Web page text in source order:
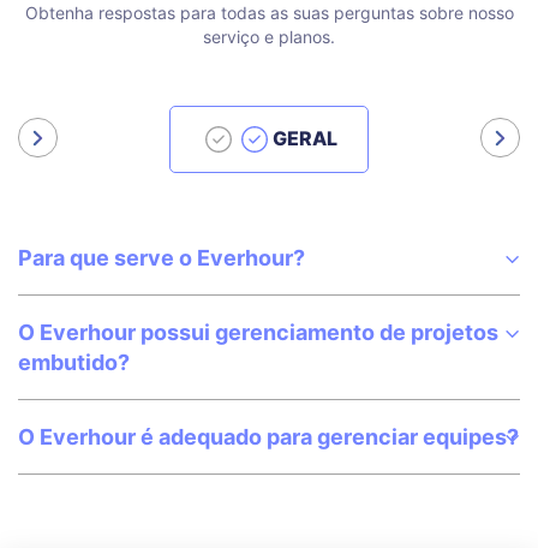
Obtenha respostas para todas as suas perguntas sobre nosso
serviço e planos.
GERAL
Para que serve o Everhour?
O Everhour possui gerenciamento de projetos
embutido?
O Everhour é adequado para gerenciar equipes?